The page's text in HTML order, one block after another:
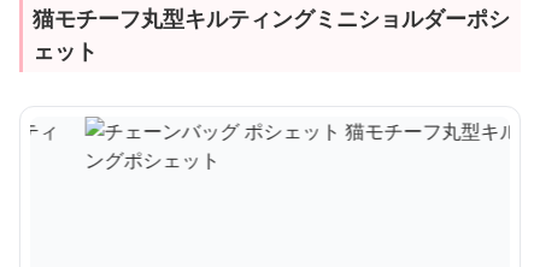
猫モチーフ丸型キルティングミニショルダーポシ
ェット